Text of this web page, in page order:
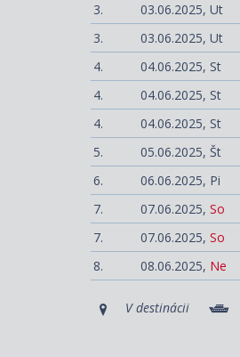
3.
03.06.2025, Ut
3.
03.06.2025, Ut
4.
04.06.2025, St
4.
04.06.2025, St
4.
04.06.2025, St
5.
05.06.2025, Št
6.
06.06.2025, Pi
7.
07.06.2025, So
7.
07.06.2025, So
8.
08.06.2025, Ne
V destinácii